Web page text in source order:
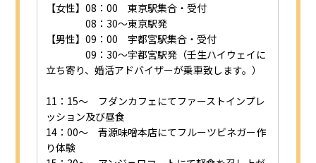
【女性】08：00 東京駅集合・受付
08：30～東京駅発
【男性】09：00 宇都宮駅集合・受付
09：30～宇都宮駅発（壬生ハイウェイに
立ち寄り、婚活アドバイザーが乗車致します。）
11：15～ フダンカフェにてファーストインプレ
ッション及び昼食
14：00～ 青源味噌本店にてフルーツビネガー作
り体験